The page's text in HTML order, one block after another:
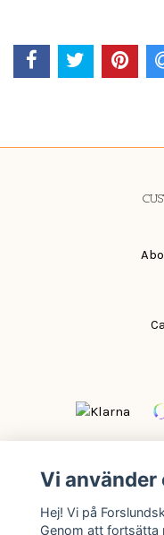
Färg ska vara roligt
Vi använder
Hej! Vi på
Genom att fortsätta